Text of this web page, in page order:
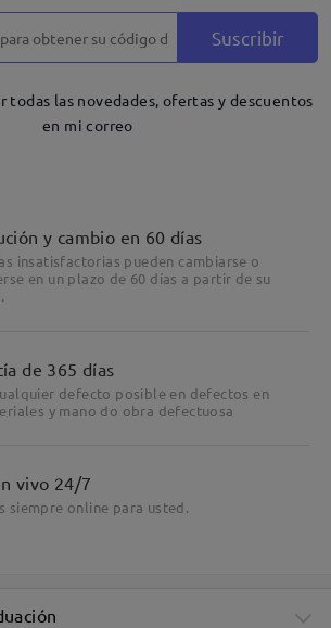
Detalles
Suscribir
todas las novedades, ofertas y descuentos
en mi correo
y cambio en 60 días
insatisfactorias pueden cambiarse o
en un plazo de 60 días a partir de su
de 365 días
defecto posible en defectos en
y mano do obra defectuosa
vivo 24/7
siempre online para usted.